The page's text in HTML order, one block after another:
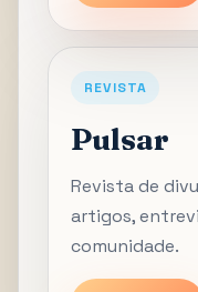
REVISTA
Pulsar
Revista de
artigos,
comunidade.